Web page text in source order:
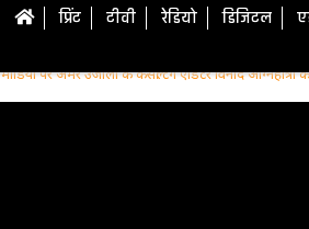
प्रिंट टीवी रेडियो डिजिटल
मीडिया पर अमर उजाला के कंसल्टिंग एडिटर विनोद अग्निहोत्री